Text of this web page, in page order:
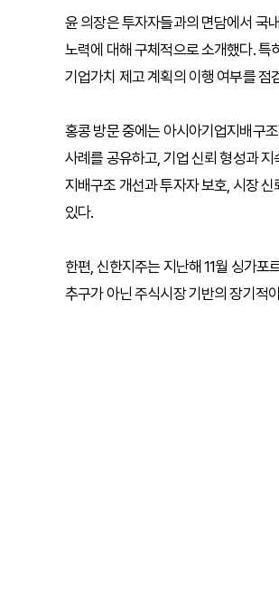
윤 의장은 투자자들과의 면담에서 국
노력에 대해 구체적으로 소개했다.
기업가치 제고 계획의 이행 여부를
홍콩 방문 중에는 아시아기업지배구
사례를 공유하고, 기업 신뢰 형성과
지배구조 개선과 투자자 보호, 시장
있다.
한편, 신한지주는 지난해 11월 싱가
추구가 아닌 주식시장 기반의 장기적